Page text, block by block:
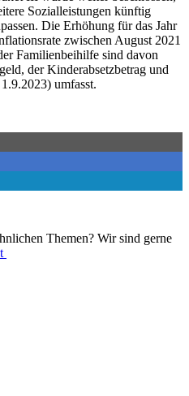
Sozialleistungen künftig
Die Erhöhung für das Jahr
zwischen August 2021
Familienbeihilfe sind davon
der Kinderabsetzbetrag und
umfasst.
Themen? Wir sind gerne